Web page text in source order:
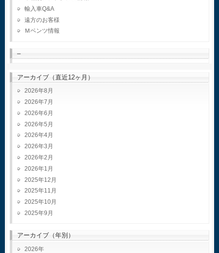
輸入車Q&A
遠方のお客様
Ｍベンツ情報
–
アーカイブ（直近12ヶ月）
2026年8月
2026年7月
2026年6月
2026年5月
2026年4月
2026年3月
2026年2月
2026年1月
2025年12月
2025年11月
2025年10月
2025年9月
アーカイブ（年別）
2026